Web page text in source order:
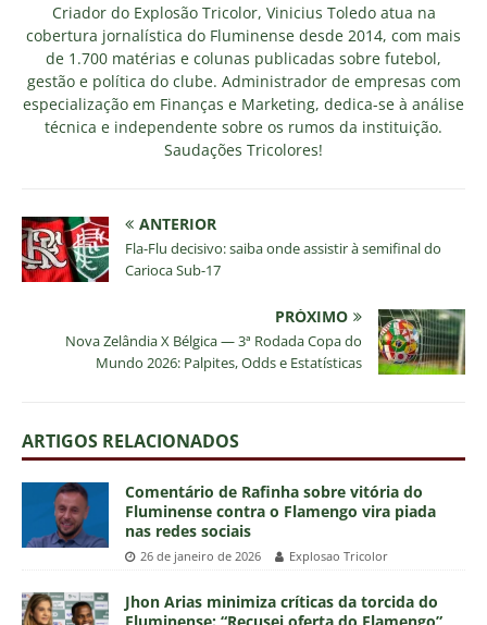
Criador do Explosão Tricolor, Vinicius Toledo atua na
cobertura jornalística do Fluminense desde 2014, com mais
de 1.700 matérias e colunas publicadas sobre futebol,
gestão e política do clube. Administrador de empresas com
especialização em Finanças e Marketing, dedica-se à análise
técnica e independente sobre os rumos da instituição.
Saudações Tricolores!
ANTERIOR
Fla-Flu decisivo: saiba onde assistir à semifinal do
Carioca Sub-17
PRÓXIMO
Nova Zelândia X Bélgica — 3ª Rodada Copa do
Mundo 2026: Palpites, Odds e Estatísticas
ARTIGOS RELACIONADOS
Comentário de Rafinha sobre vitória do
Fluminense contra o Flamengo vira piada
nas redes sociais
26 de janeiro de 2026 Explosao Tricolor
Jhon Arias minimiza críticas da torcida do
Fluminense: “Recusei oferta do Flamengo”